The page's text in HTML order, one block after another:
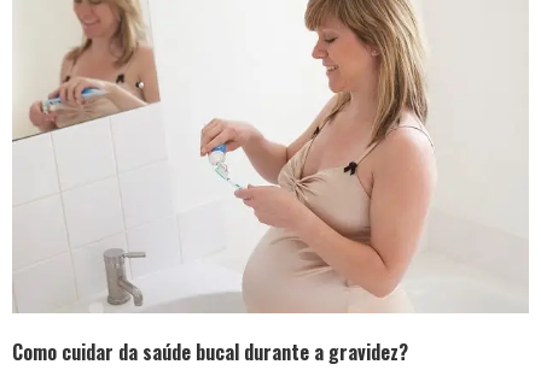
Hot Wheels Monster Trucks Live™ confirma Belo Horizonte na turnê América do Sul 2027
Como cuidar da saúde bucal durante a gravidez?